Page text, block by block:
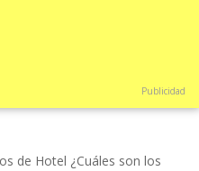
Publicidad
de Hotel ¿Cuáles son los